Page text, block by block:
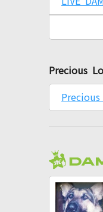
Precious